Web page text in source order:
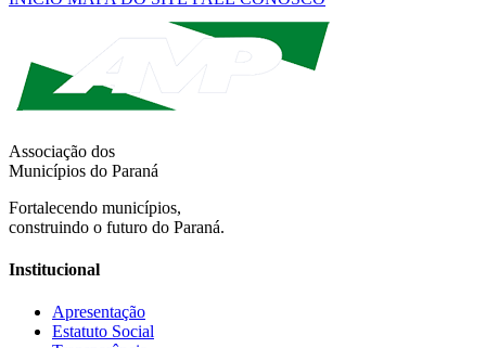
Associação dos
Municípios do Paraná
Fortalecendo municípios,
construindo o futuro do Paraná.
Institucional
Apresentação
Estatuto Social